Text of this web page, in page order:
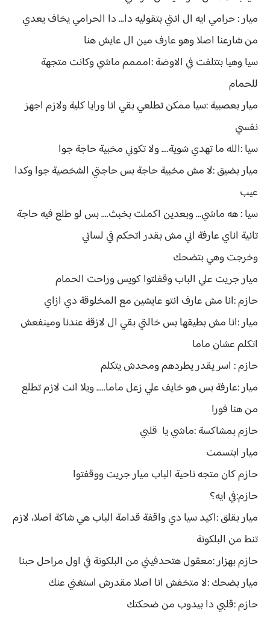
ميار : حرامي ايه ال انتي بتقوليه دا... دا الحرامي يخاف يعدي
من شارعنا اصلا وهو عارف مين ال عايش هنا
سيا وهيا بتتلفت في الاوضة :امممم ماشي وكانت متجهة
للحمام
ميار بعصبية :سيا ممكن تطلعي بقي انا ورايا كلية ولازم اجهز
نفسي
سيا :الله ما تهدي شوية.... ولا تكوني مخبية حاجة جوا
ميار بضيق :لا مش مخبية حاجة بس حاجتي الشخصية جوا وكدا
عيب
سيا : هه ماشي... وبعدين اكملت بخبث.... بس لو طلع فيه حاجة
تانية اناي عارفة اني مش بقدر اتحكم في لساني
وخرجت وهي بتضحك
ميار جريت علي الباب وقفلتوا كويس وراحت الحمام
حازم :انا مش عارف انتو عايشين مع المخلوقة دي ازاي
ميار :انا مش بطيقها بس خالتي بقي ال لازقة عندنا ومينفعش
اتكلم عشان ماما
حازم : اسر يقدر يطردهم ومحدش يتكلم
ميار :عارفة بس هو خايف علي زعل ماما..... ويلا انت لازم تطلع
من هنا فورا
حازم بمشاكسة :ماشي يا قلبي
ميار ابتسمت
حازم كان متجه ناحية الباب ميار جريت ووقفتوا
حازم:في ايه؟
ميار بقلق :اكيد سيا دي واقفة قدامة الباب هي شاكة اصلا، لازم
تنط من البلكونة
حازم بهزار :معقول هتحدفيني من البلكونة في اول مراحل حبنا
ميار بضحك :لا متخفش انا اصلا مقدرش استغني عنك
حازم :قلبي دا بيدوب من ضحكتك